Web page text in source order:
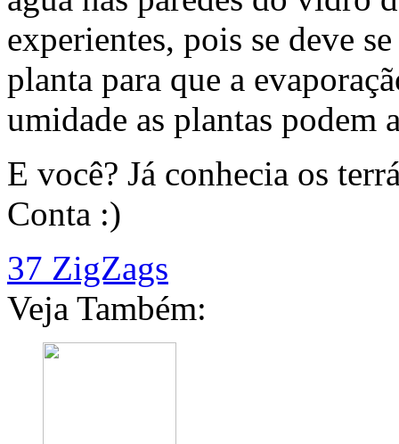
experientes, pois se deve
planta para que a
umidade as plantas podem
E você? Já conhecia os
Conta :)
37 ZigZags
Veja Também: